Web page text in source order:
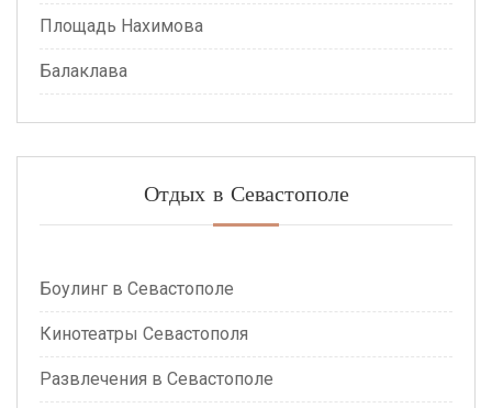
Площадь Нахимова
Балаклава
Отдых в Севастополе
Боулинг в Севастополе
Кинотеатры Севастополя
Развлечения в Севастополе